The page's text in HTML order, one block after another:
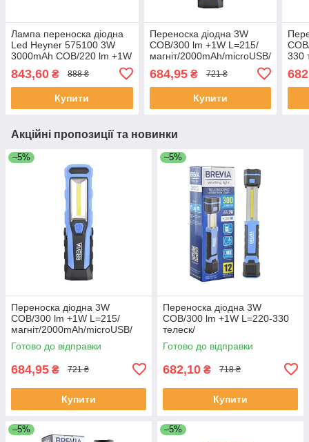
Лампа переноска діодна
Led Heyner 575100 3W
3000mAh COB/220 lm +1W
L=215 магнит microUSB/
крючек/мен.угол
843,60 ₴ 888 ₴
Купити
Переноска діодна 3W
COB/300 lm +1W L=215/
магніт/2000mAh/microUSB/
крюек/мен. кут Brevia Led
No1120
684,95₴ 721 ₴
Купити
330
Акційні пропозиції та новинки
–5%
Переноска діодна 3W
COB/300 lm +1W L=215/
магніт/2000mAh/microUSB/
крюек/мен. кут Brevia Led
No1120
Готово до відправки
684,95 ₴ 721 ₴
Купити
–5%
Переноска діодна 3W
COB/300 lm +1W L=220-330
телеск/
маг/2000mAh/microUSB/
крюек Brevia Led No11340
Готово до відправки
682,10 ₴ 718 ₴
Купити
–5% –5%